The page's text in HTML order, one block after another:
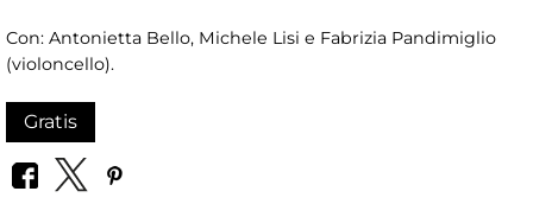
Con: Antonietta Bello, Michele Lisi e Fabrizia Pandimiglio
(violoncello).
Gratis